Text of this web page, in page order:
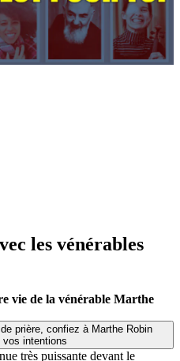
les vénérables
vie de la vénérable Marthe
prière, confiez à Marthe Robin
vos intentions
très puissante devant le